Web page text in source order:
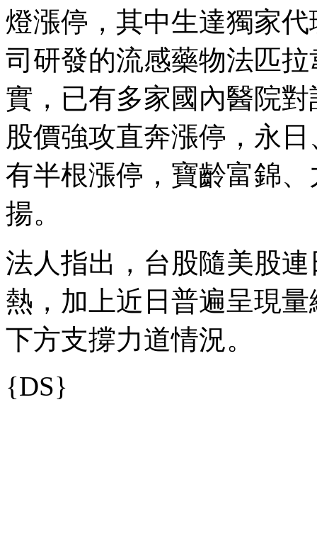
燈漲停，其中生達獨家
司研發的流感藥物法匹
實，已有多家國內醫院
股價強攻直奔漲停，永
有半根漲停，寶齡富錦
揚。
法人指出，台股隨美股
熱，加上近日普遍呈現
下方支撐力道情況。
{DS}